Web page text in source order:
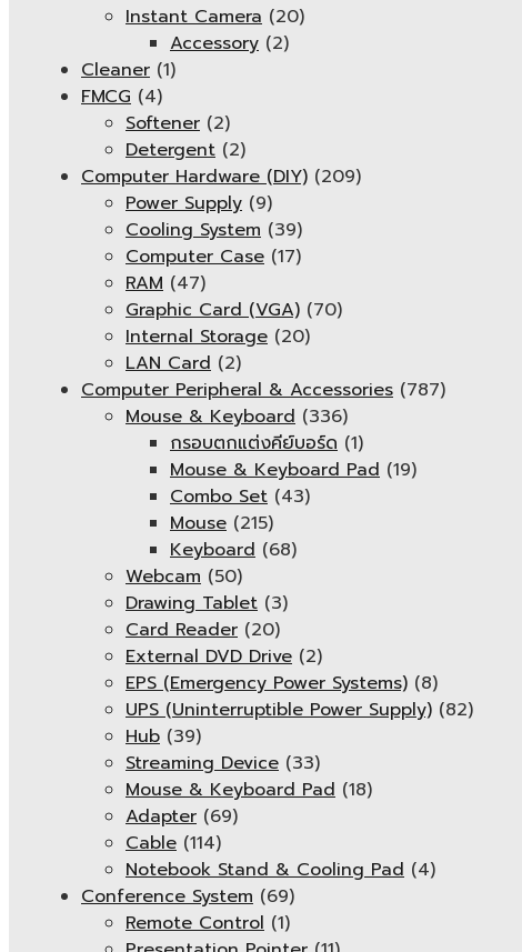
Instant Camera (20)
Accessory (2)
Cleaner (1)
FMCG (4)
Softener (2)
Detergent (2)
Computer Hardware (DIY) (209)
Power Supply (9)
Cooling System (39)
Computer Case (17)
RAM (47)
Graphic Card (VGA) (70)
Internal Storage (20)
LAN Card (2)
Computer Peripheral & Accessories (787)
Mouse & Keyboard (336)
กรอบตกแต่งคีย์บอร์ด (1)
Mouse & Keyboard Pad (19)
Combo Set (43)
Mouse (215)
Keyboard (68)
Webcam (50)
Drawing Tablet (3)
Card Reader (20)
External DVD Drive (2)
EPS (Emergency Power Systems) (8)
UPS (Uninterruptible Power Supply) (82)
Hub (39)
Streaming Device (33)
Mouse & Keyboard Pad (18)
Adapter (69)
Cable (114)
Notebook Stand & Cooling Pad (4)
Conference System (69)
Remote Control (1)